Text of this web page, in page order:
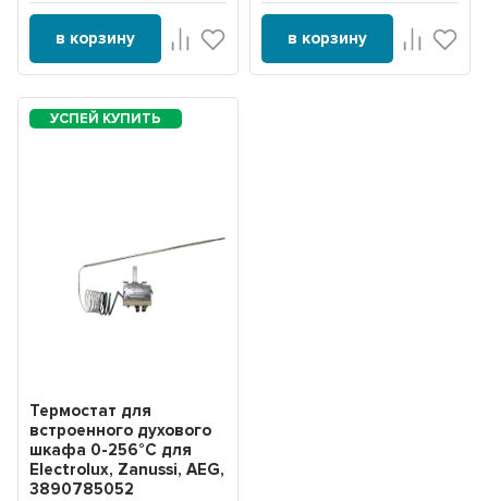
в корзину в корзину
Термостат для
встроенного духового
шкафа 0-256°С для
Electrolux, Zanussi, AEG,
3890785052